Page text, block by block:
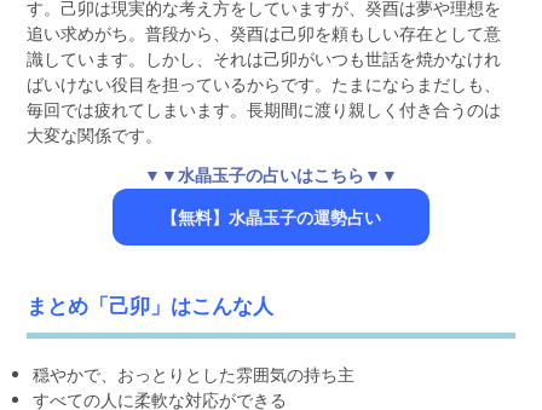
す。己卯は現実的な考え方をしていますが、癸酉は夢や理想を
追い求めがち。普段から、癸酉は己卯を頼もしい存在として意
識しています。しかし、それは己卯がいつも世話を焼かなけれ
ばいけない役目を担っているからです。たまにならまだしも、
毎回では疲れてしまいます。長期間に渡り親しく付き合うのは
大変な関係です。
▼▼水晶玉子の占いはこちら▼▼
【無料】水晶玉子の運勢占い
まとめ「己卯」はこんな人
穏やかで、おっとりとした雰囲気の持ち主
すべての人に柔軟な対応ができる